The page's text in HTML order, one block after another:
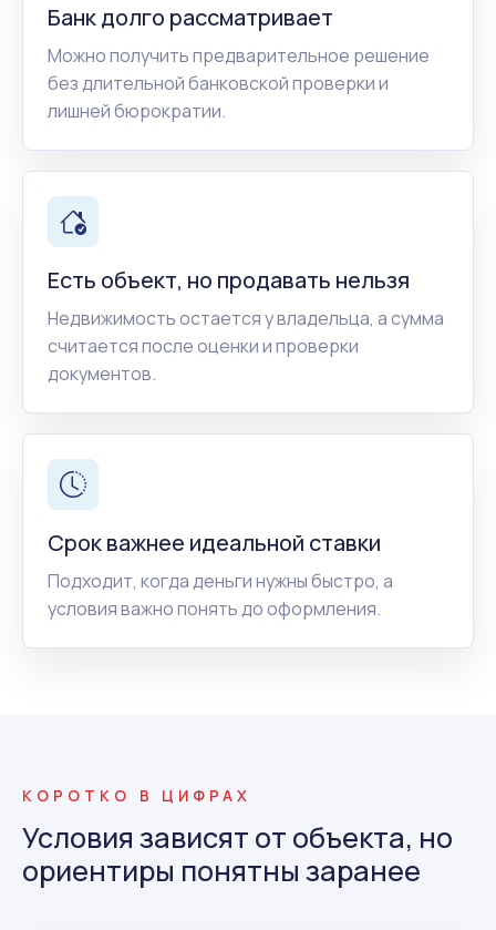
Банк долго рассматривает
Можно получить предварительное решение
без длительной банковской проверки и
лишней бюрократии.
Есть объект, но продавать нельзя
Недвижимость остается у владельца, а сумма
считается после оценки и проверки
документов.
Срок важнее идеальной ставки
Подходит, когда деньги нужны быстро, а
условия важно понять до оформления.
КОРОТКО В ЦИФРАХ
Условия зависят от объекта, но
ориентиры понятны заранее